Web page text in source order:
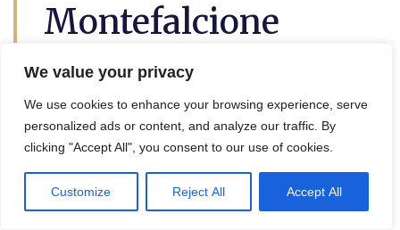
We value your privacy
We use cookies to enhance your browsing experience, serve
personalized ads or content, and analyze our traffic. By
clicking "Accept All", you consent to our use of cookies.
Customize Reject All Accept All
Montefalcione
analisi del suolo a Montefalcione
è utile per lil progetto di decontaminazione
e bonifica terreni, in effetti viene eseguita da
un geologo, un agronomo o un tecnico
Queste persone possono analizzare